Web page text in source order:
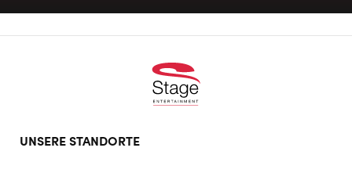
UNSERE STANDORTE